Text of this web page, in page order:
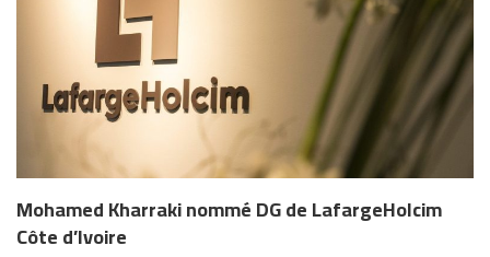
Mohamed Kharraki nommé DG de LafargeHolcim
Côte d’Ivoire